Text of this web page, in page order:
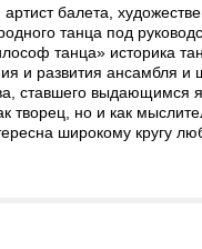
балета,
танца под
танца» историка
и развития ансамбля и
ставшего выдающимся
творец, но и как
широкому кругу